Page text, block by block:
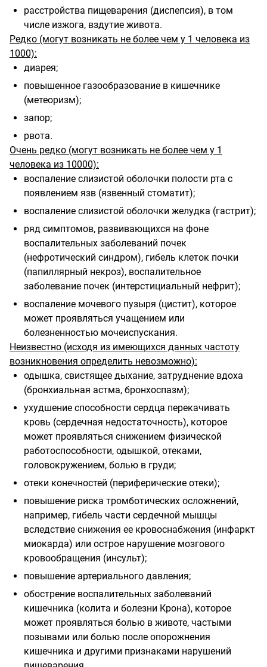
расстройства пищеварения (диспепсия), в том
числе изжога, вздутие живота.
Редко (могут возникать не более чем у 1 человека из
1000):
диарея;
повышенное газообразование в кишечнике
(метеоризм);
запор;
рвота.
Очень редко (могут возникать не более чем у 1
человека из 10000):
воспаление слизистой оболочки полости рта с
появлением язв (язвенный стоматит);
воспаление слизистой оболочки желудка (гастрит);
ряд симптомов, развивающихся на фоне
воспалительных заболеваний почек
(нефротический синдром), гибель клеток почки
(папиллярный некроз), воспалительное
заболевание почек (интерстициальный нефрит);
воспаление мочевого пузыря (цистит), которое
может проявляться учащением или
болезненностью мочеиспускания.
Неизвестно (исходя из имеющихся данных частоту
возникновения определить невозможно):
одышка, свистящее дыхание, затруднение вдоха
(бронхиальная астма, бронхоспазм);
ухудшение способности сердца перекачивать
кровь (сердечная недостаточность), которое
может проявляться снижением физической
работоспособности, одышкой, отеками,
головокружением, болью в груди;
отеки конечностей (периферические отеки);
повышение риска тромботических осложнений,
например, гибель части сердечной мышцы
вследствие снижения ее кровоснабжения (инфаркт
миокарда) или острое нарушение мозгового
кровообращения (инсульт);
повышение артериального давления;
обострение воспалительных заболеваний
кишечника (колита и болезни Крона), которое
может проявляться болью в животе, частыми
позывами или болью после опорожнения
кишечника и другими признаками нарушений